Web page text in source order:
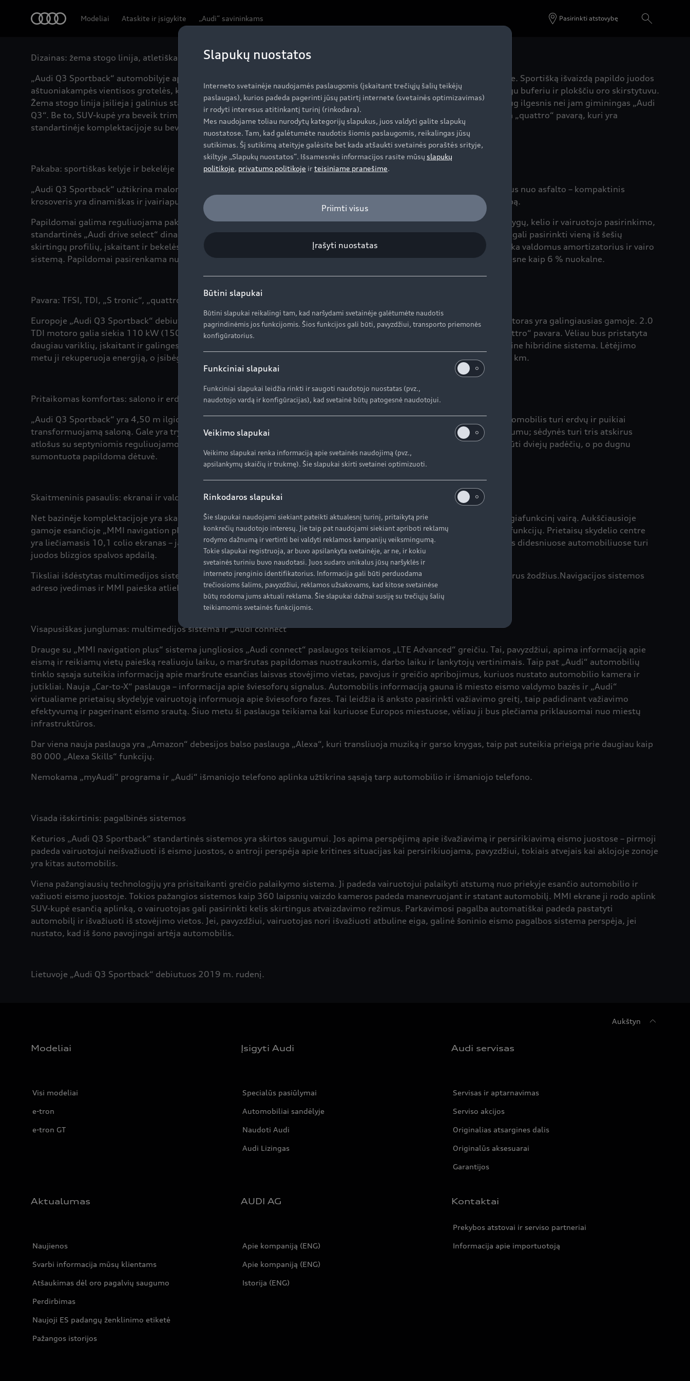
Modeliai Ataskite ir įsigykite „Audi“ savininkams Pasirinkti atstovybę
Dizainas: žema stogo linija, atletiška išvaizda
„Audi Q3 Sportback“ automobilyje apjungti galia ir tikslumas, tad šios savybės yra pabrėžtos kiekvienoje dizaino detalėje. Sportišką išvaizdą papildo juodos
aštuoniakampės vientisos grotelės, kurios yra trimatės. Itin dinamiškai atrodo ir trapecijos formos ortakiai su išraiškingu buferiu ir plokščiu oro skirstytuvu.
Žema stogo linija įsilieja į galinius statramsčius ir užbaigiama galiniu stogo aptaku, tad „Audi Q3 Sportback“ atrodo daug ilgesnis nei jam giminingas „Audi
Q3“. Be to, SUV-kupė yra beveik trimis centimetrais žemesnis ir atrodo dar atletiškiau. Ryškių formų ratų arkos pabrėžia „quattro“ pavarą, kuri yra
standartinėje komplektacijoje su beveik visais varikliais.
Pakaba: sportiškas kelyje ir bekelėje
„Audi Q3 Sportback“ užtikrina malonų ir patogų važiavimą bet kokia kelio danga. Mieste, tolimoje kelionėje ar nuvažiavus nuo asfalto – kompaktinis
krosoveris yra dinamiškas ir įvairiapusiškas automobilis, turintis standartinę progresyvią vairo sistemą ir sportinę pakabą.
Papildomai galima reguliuojama pakaba, kuri dar labiau pagerina dinamiką ir komfortą. Priklausomai nuo važiavimo sąlygų, kelio ir vairuotojo pasirinkimo,
standartinės „Audi drive select“ dinaminės valdymo sistemos pagalba keičiant automobilio charakteristikas vairuotojas gali pasirinkti vieną iš šešių
skirtingų profilių, įskaitant ir bekelės režimą. Be variklio ir transmisijos nustatymų ši sistema taip pat nustato elektronika valdomus amortizatorius ir vairo
sistemą. Papildomai pasirenkama nusileidimo nuokalne pagalba palaiko vairuotojo pasirinktą greitį kai leidžiamasi didesne kaip 6 % nuokalne.
Pavara: TFSI, TDI, „S tronic“, „quattro“
Europoje „Audi Q3 Sportback“ debiutuoja su benzininiu ir dyzeliniu varikliu. Pasiekiantis 169 kW (230 AG), 2.0 TFSI motoras yra galingiausias gamoje. 2.0
TDI motoro galia siekia 110 kW (150 AG). Greitai po debiuto rinkoje pasirodys versija su mechanine pavarų dėže ir „quattro“ pavara. Vėliau bus pristatyta
daugiau variklių, įskaitant ir galingesnį dyzelinį motorą, taip pat bazinį benzininį variklį, veikiantį drauge su 48 voltų daline hibridine sistema. Lėtėjimo
metu ji rekuperuoja energiją, o įsibėgėjant padeda varikliui – realaus eismo sąlygomis tai padeda sutaupyti iki 0,4 l/100 km.
Pritaikomas komfortas: salono ir erdvės koncepcija
„Audi Q3 Sportback“ yra 4,50 m ilgio, 1,84 m pločio ir 1,56 m aukščio, o atstumas tarp ašių siekia 2,68 m, tad toks automobilis turi erdvų ir puikiai
transformuojamą saloną. Gale yra trys sėdimos vietos, o visose versijose galines sėdynes galima pastumti 130 mm atstumu; sėdynės turi tris atskirus
atlošus su septyniomis reguliuojamomis padėtimis. Bagažinės talpa siekia nuo 530 iki 1400 l, pakrovimo aukštis gali būti dviejų padėčių, o po dugnu
sumontuota papildoma dėtuvė.
Skaitmeninis pasaulis: ekranai ir valdymas
Net bazinėje komplektacijoje yra skaitmeninis 10,25 colių įstrižainės ekranas, kurio nustatymai valdomi naudojant daugiafunkcinį vairą. Aukščiausioje
gamoje esančioje „MMI navigation plus“ sistemoje „Audi“ virtuali vairuotojo informacinė sistema turi daug papildomų funkcijų. Prietaisų skydelio centre
yra liečiamasis 10,1 colio ekranas – jame pasirenkamos funkcijos palydimos garsiniu signalu, o pats ekranas kaip markės didesniuose automobiliuose turi
juodos blizgios spalvos apdailą.
Tiksliai išdėstytas multimedijos sistemos meniu parinktis galima valdyti balsu, o sistema supranta įprastą kalbą ir paskirus žodžius.Navigacijos sistemos
adreso įvedimas ir MMI paieška atliekami laisvai rašant tekstą.
Visapusiškas junglumas: multimedijos sistema ir „Audi connect“
Drauge su „MMI navigation plus“ sistema jungliosios „Audi connect“ paslaugos teikiamos „LTE Advanced“ greičiu. Tai, pavyzdžiui, apima informaciją apie
eismą ir reikiamų vietų paiešką realiuoju laiku, o maršrutas papildomas nuotraukomis, darbo laiku ir lankytojų vertinimais. Taip pat „Audi“ automobilių
tinklo sąsaja suteikia informaciją apie maršrute esančias laisvas stovėjimo vietas, pavojus ir greičio apribojimus, kuriuos nustato automobilio kamera ir
jutikliai. Nauja „Car-to-X“ paslauga – informacija apie šviesoforų signalus. Automobilis informaciją gauna iš miesto eismo valdymo bazės ir „Audi“
virtualiame prietaisų skydelyje vairuotoją informuoja apie šviesoforo fazes. Tai leidžia iš anksto pasirinkti važiavimo greitį, taip padidinant važiavimo
efektyvumą ir pagerinant eismo srautą. Šiuo metu ši paslauga teikiama kai kuriuose Europos miestuose, vėliau ji bus plečiama priklausomai nuo miestų
infrastruktūros.
Dar viena nauja paslauga yra „Amazon“ debesijos balso paslauga „Alexa“, kuri transliuoja muziką ir garso knygas, taip pat suteikia prieigą prie daugiau kaip
80 000 „Alexa Skills“ funkcijų.
Nemokama „myAudi“ programa ir „Audi“ išmaniojo telefono aplinka užtikrina sąsają tarp automobilio ir išmaniojo telefono.
Visada išskirtinis: pagalbinės sistemos
Keturios „Audi Q3 Sportback“ standartinės sistemos yra skirtos saugumui. Jos apima perspėjimą apie išvažiavimą ir persirikiavimą eismo juostose – pirmoji
padeda vairuotojui neišvažiuoti iš eismo juostos, o antroji perspėja apie kritines situacijas kai persirikiuojama, pavyzdžiui, tokiais atvejais kai aklojoje zonoje
yra kitas automobilis.
Viena pažangiausių technologijų yra prisitaikanti greičio palaikymo sistema. Ji padeda vairuotojui palaikyti atstumą nuo priekyje esančio automobilio ir
važiuoti eismo juostoje. Tokios pažangios sistemos kaip 360 laipsnių vaizdo kameros padeda manevruojant ir statant automobilį. MMI ekrane ji rodo aplink
SUV-kupė esančią aplinką, o vairuotojas gali pasirinkti kelis skirtingus atvaizdavimo režimus. Parkavimosi pagalba automatiškai padeda pastatyti
automobilį ir išvažiuoti iš stovėjimo vietos. Jei, pavyzdžiui, vairuotojas nori išvažiuoti atbuline eiga, galinė šoninio eismo pagalbos sistema perspėja, jei
nustato, kad iš šono pavojingai artėja automobilis.
Lietuvoje „Audi Q3 Sportback“ debiutuos 2019 m. rudenį.
Aukštyn
Modeliai
Visi modeliai
e-tron
e-tron GT
Įsigyti Audi
Specialūs pasiūlymai
Automobiliai sandėlyje
Naudoti Audi
Audi Lizingas
Audi servisas
Servisas ir aptarnavimas
Serviso akcijos
Originalias atsargines dalis
Originalūs aksesuarai
Garantijos
Aktualumas
Naujienos
Svarbi informacija mūsų klientams
Atšaukimas dėl oro pagalvių saugumo
Perdirbimas
Naujoji ES padangų ženklinimo etiketė
Pažangos istorijos
AUDI AG
Apie kompaniją (ENG)
Apie kompaniją (ENG)
Istorija (ENG)
Kontaktai
Prekybos atstovai ir serviso partneriai
Informacija apie importuotoją
Slapukų nuostatos
Interneto svetainėje naudojamės paslaugomis (įskaitant trečiųjų šalių teikėjų
paslaugas), kurios padeda pagerinti jūsų patirtį internete (svetainės optimizavimas)
ir rodyti interesus atitinkantį turinį (rinkodara).
Mes naudojame toliau nurodytų kategorijų slapukus, juos valdyti galite slapukų
nuostatose. Tam, kad galėtumėte naudotis šiomis paslaugomis, reikalingas jūsų
sutikimas. Šį sutikimą ateityje galėsite bet kada atšaukti svetainės poraštės srityje,
skiltyje „Slapukų nuostatos“. Išsamesnės informacijos rasite mūsų slapukų
politikoje, privatumo politikoje irteisiniame pranešime.
Priimti visus
Įrašyti nuostatas
Būtini slapukai
Būtini slapukai reikalingi tam, kad naršydami svetainėje galėtumėte naudotis
pagrindinėmis jos funkcijomis. Šios funkcijos gali būti, pavyzdžiui, transporto priemonės
konfigūratorius.
Funkciniai slapukai
Funkciniai slapukai leidžia rinkti ir saugoti naudotojo nuostatas (pvz.,
naudotojo vardą ir konfigūracijas), kad svetainė būtų patogesnė naudotojui.
Veikimo slapukai
Veikimo slapukai renka informaciją apie svetainės naudojimą (pvz.,
apsilankymų skaičių ir trukmę). Šie slapukai skirti svetainei optimizuoti.
Rinkodaros slapukai
Šie slapukai naudojami siekiant pateikti aktualesnį turinį, pritaikytą prie
konkrečių naudotojo interesų. Jie taip pat naudojami siekiant apriboti reklamų
rodymo dažnumą ir vertinti bei valdyti reklamos kampanijų veiksmingumą.
Tokie slapukai registruoja, ar buvo apsilankyta svetainėje, ar ne, ir kokiu
svetainės turiniu buvo naudotasi. Juos sudaro unikalus jūsų naršyklės ir
interneto įrenginio identifikatorius. Informacija gali būti perduodama
trečiosioms šalims, pavyzdžiui, reklamos užsakovams, kad kitose svetainėse
būtų rodoma jums aktuali reklama. Šie slapukai dažnai susiję su trečiųjų šalių
teikiamomis svetainės funkcijomis.